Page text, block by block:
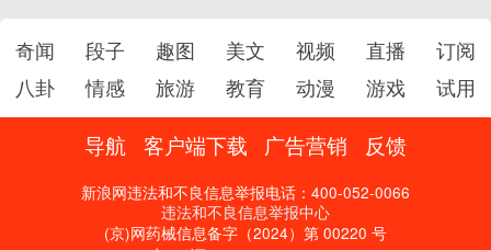
奇闻 段子 趣图 美文 视频 直播
订阅
八卦
情感 旅游 教育 动漫 游戏 试用
导航 客户端下载 广告营销 反馈
新浪网违法和不良信息举报电话：400-052-0066
违法和不良信息举报中心
(京)网药械信息备字（2024）第 00220 号